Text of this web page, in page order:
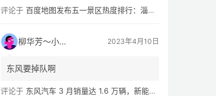
评论于 百度地图发布五一景区热度排行：淄博八大局早市，遥遥领先
柳华芳～小芳侠 2023年4月10日
东风要掉队啊
评论于 东风汽车 3 月销量达 1.6 万辆，新能源汽车 Q1 累计销量同比下滑 54.02%